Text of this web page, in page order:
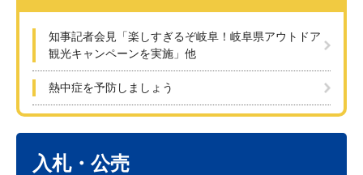
知事記者会見「楽しすぎるぞ岐阜！岐阜県アウトドア
観光キャンペーンを実施」他
熱中症を予防しましょう
入札・公売